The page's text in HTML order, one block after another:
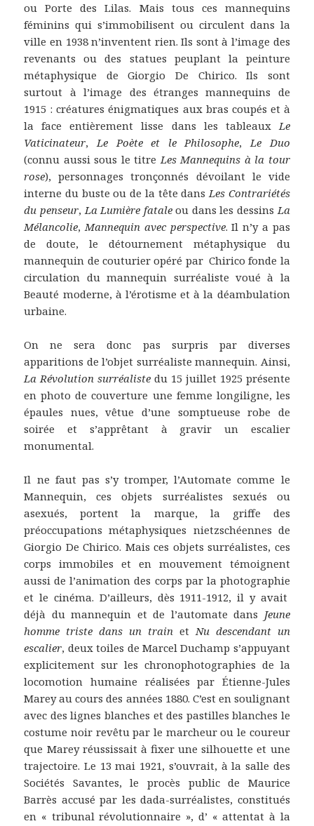
ou Porte des Lilas. Mais tous ces mannequins
féminins qui s’immobilisent ou circulent dans la
ville en 1938 n’inventent rien. Ils sont à l’image des
revenants ou des statues peuplant la peinture
métaphysique de Giorgio De Chirico. Ils sont
surtout à l’image des étranges mannequins de
1915 : créatures énigmatiques aux bras coupés et à
la face entièrement lisse dans les tableauxLe
Vaticinateur,Le Poète et le Philosophe,Le Duo
(connu aussi sous le titreLes Mannequins à la tour
rose), personnages tronçonnés dévoilant le vide
interne du buste ou de la tête dansLes Contrariétés
du penseur,La Lumière fataleou dans les dessinsLa
Mélancolie,Mannequin avec perspective. Il n’y a pas
de doute, le détournement métaphysique du
mannequin de couturier opéré par Chirico fonde la
circulation du mannequin surréaliste voué à la
Beauté moderne, à l’érotisme et à la déambulation
urbaine.
On ne sera donc pas surpris par diverses
apparitions de l’objet surréaliste mannequin. Ainsi,
La Révolution surréaliste du 15 juillet 1925 présente
en photo de couverture une femme longiligne, les
épaules nues, vêtue d’une somptueuse robe de
soirée et s’apprêtant à gravir un escalier
monumental.
Il ne faut pas s’y tromper, l’Automate comme le
Mannequin, ces objets surréalistes sexués ou
asexués, portent la marque, la griffe des
préoccupations métaphysiques nietzschéennes de
Giorgio De Chirico. Mais ces objets surréalistes, ces
corps immobiles et en mouvement témoignent
aussi de l’animation des corps par la photographie
et le cinéma. D’ailleurs, dès 1911-1912, il y avait
déjà du mannequin et de l’automate dans Jeune
homme triste dans un train etNu descendant un
escalier, deux toiles de Marcel Duchamp s’appuyant
explicitement sur les chronophotographies de la
locomotion humaine réalisées par Étienne-Jules
Marey au cours des années 1880. C’est en soulignant
avec des lignes blanches et des pastilles blanches le
costume noir revêtu par le marcheur ou le coureur
que Marey réussissait à fixer une silhouette et une
trajectoire. Le 13 mai 1921, s’ouvrait, à la salle des
Sociétés Savantes, le procès public de Maurice
Barrès accusé par les dada-surréalistes, constitués
en « tribunal révolutionnaire », d’ « attentat à la